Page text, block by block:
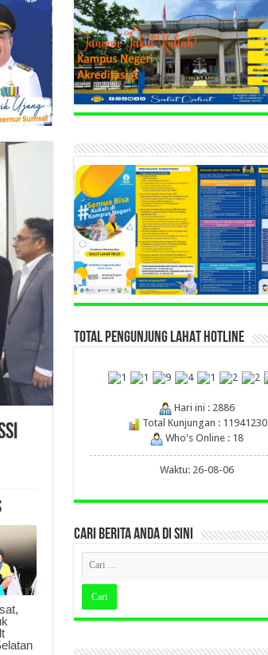
TOTAL PENGUNJUNG LAHAT HOTLINE
Hari ini : 2886
Total Kunjungan : 11941230
Who's Online : 18
Waktu: 26-08-06
CARI BERITA ANDA DI SINI